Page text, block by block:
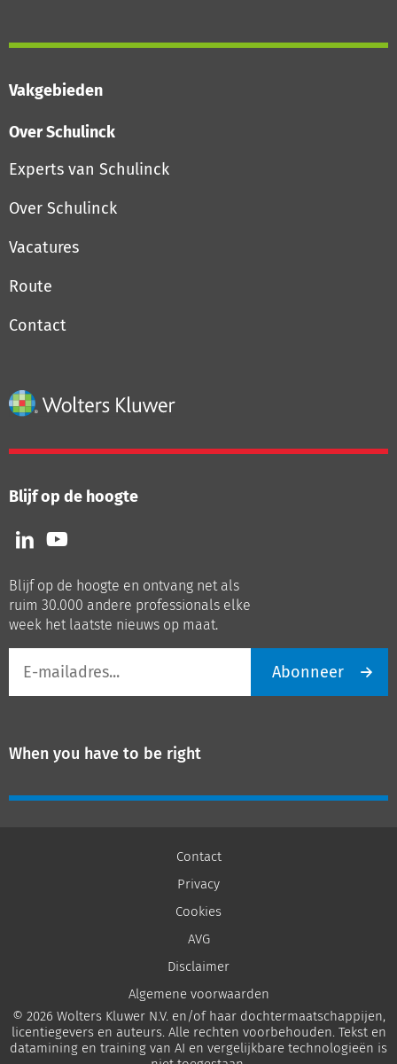
Vakgebieden
Over Schulinck
Experts van Schulinck
Over Schulinck
Vacatures
Route
Contact
Blijf op de hoogte
Volg
ons
LinkedIn
Volg
ons
Youtube
Blijf op de hoogte en ontvang net als
ruim 30.000 andere professionals elke
week het laatste nieuws op maat.
mailadres
Abonneer
When you have to be right
Contact
Privacy
Cookies
AVG
Disclaimer
Algemene voorwaarden
© 2026 Wolters Kluwer N.V. en/of haar dochtermaatschappijen,
licentiegevers en auteurs. Alle rechten voorbehouden. Tekst en
datamining en training van AI en vergelijkbare technologieën is